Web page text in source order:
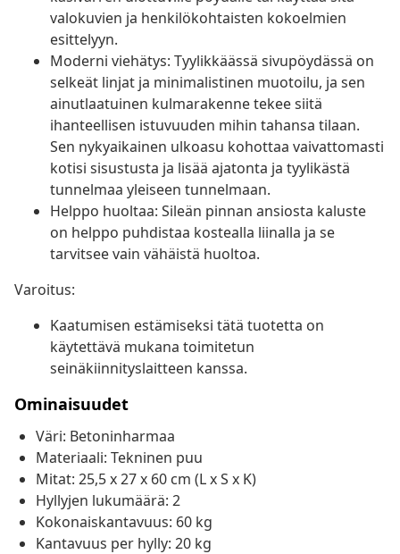
valokuvien ja henkilökohtaisten kokoelmien
esittelyyn.
Moderni viehätys: Tyylikkäässä sivupöydässä on
selkeät linjat ja minimalistinen muotoilu, ja sen
ainutlaatuinen kulmarakenne tekee siitä
ihanteellisen istuvuuden mihin tahansa tilaan.
Sen nykyaikainen ulkoasu kohottaa vaivattomasti
kotisi sisustusta ja lisää ajatonta ja tyylikästä
tunnelmaa yleiseen tunnelmaan.
Helppo huoltaa: Sileän pinnan ansiosta kaluste
on helppo puhdistaa kostealla liinalla ja se
tarvitsee vain vähäistä huoltoa.
Varoitus:
Kaatumisen estämiseksi tätä tuotetta on
käytettävä mukana toimitetun
seinäkiinnityslaitteen kanssa.
Ominaisuudet
Väri: Betoninharmaa
Materiaali: Tekninen puu
Mitat: 25,5 x 27 x 60 cm (L x S x K)
Hyllyjen lukumäärä: 2
Kokonaiskantavuus: 60 kg
Kantavuus per hylly: 20 kg